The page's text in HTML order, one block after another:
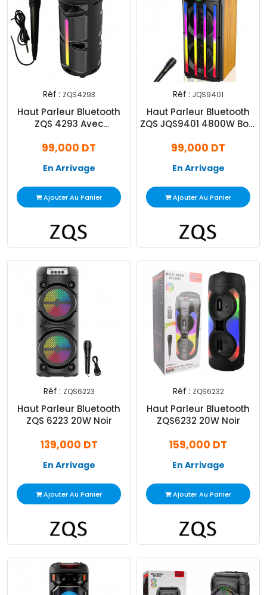
Réf : ZQS4293
Haut Parleur Bluetooth
ZQS 4293 Avec
Noir
99,000 DT
En Arrivage
Ajouter Au Panier
Réf : JQS9401
Haut Parleur Bluetooth
ZQS JQS9401 4800W Bois
99,000 DT
En Arrivage
Ajouter Au Panier
Réf : ZQS6223
Haut Parleur Bluetooth
ZQS 6223 20W Noir
139,000 DT
En Arrivage
Ajouter Au Panier
Réf : ZQS6232
Haut Parleur Bluetooth
ZQS6232 20W Noir
159,000 DT
En Arrivage
Ajouter Au Panier